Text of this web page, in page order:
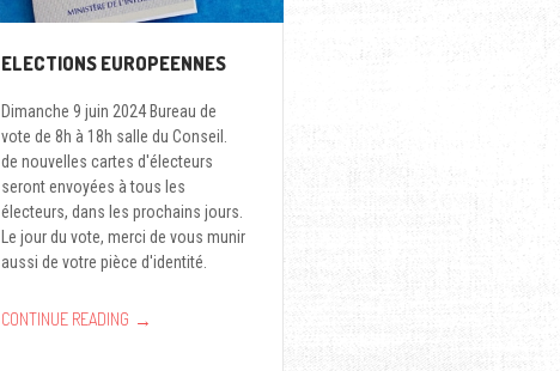
ELECTIONS EUROPEENNES
Dimanche 9 juin 2024 Bureau de
vote de 8h à 18h salle du Conseil.
de nouvelles cartes d'électeurs
seront envoyées à tous les
électeurs, dans les prochains jours.
Le jour du vote, merci de vous munir
aussi de votre pièce d'identité.
CONTINUE READING →